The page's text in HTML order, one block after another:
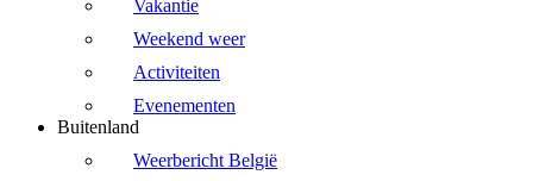
Vakantie
Weekend weer
Activiteiten
Evenementen
Buitenland
Weerbericht België